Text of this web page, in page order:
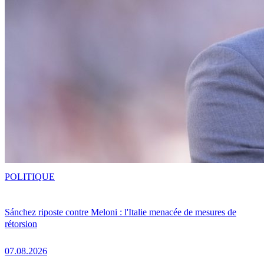
Sánchez riposte contre Meloni : l'Italie menacée de mesures de
rétorsion
07.08.2026
POLITIQUE